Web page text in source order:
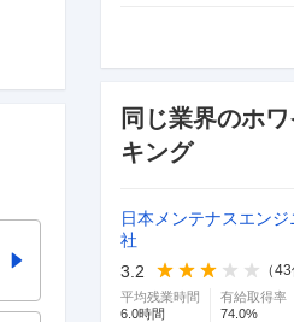
同じ業界のホ
キング
日本メンテナスエン
社
3.2
（43
平均残業時間
6.0時間
有給取得率
74.0%